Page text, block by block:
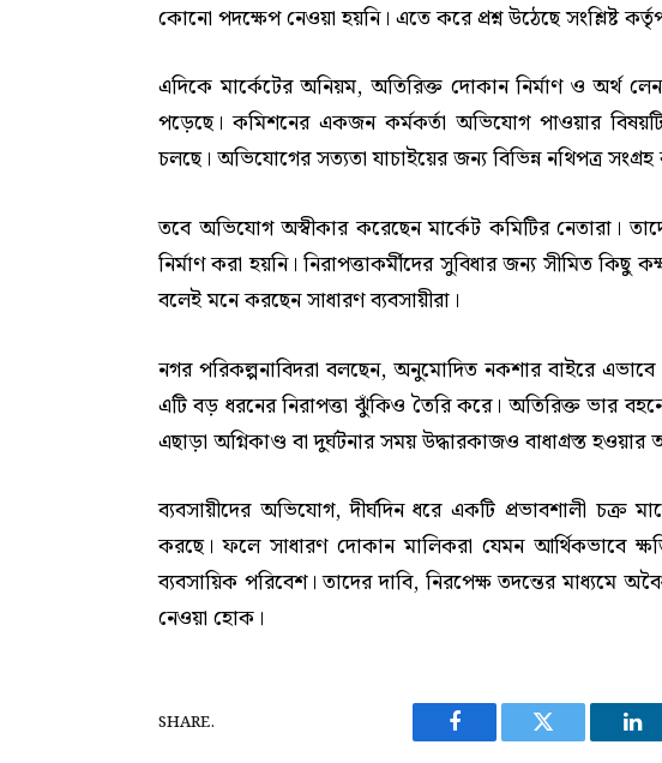
কোনো পদক্ষেপ নেওয়া হয়নি। এতে করে প্রশ্ন উঠেছে সংশ্লিষ্ট
এদিকে মার্কেটের অনিয়ম, অতিরিক্ত দোকান নির্মাণ ও অর্থ
পড়েছে। কমিশনের একজন কর্মকর্তা অভিযোগ পাওয়ার
চলছে। অভিযোগের সত্যতা যাচাইয়ের জন্য বিভিন্ন নথিপত্র সংগ্রহ
তবে অভিযোগ অস্বীকার করেছেন মার্কেট কমিটির নেতারা।
নির্মাণ করা হয়নি। নিরাপত্তাকর্মীদের সুবিধার জন্য সীমিত কিছু
বলেই মনে করছেন সাধারণ ব্যবসায়ীরা।
নগর পরিকল্পনাবিদরা বলছেন, অনুমোদিত নকশার বাইরে
এটি বড় ধরনের নিরাপত্তা ঝুঁকিও তৈরি করে। অতিরিক্ত ভার
এছাড়া অগ্নিকাণ্ড বা দুর্ঘটনার সময় উদ্ধারকাজও বাধাগ্রস্ত হওয়ার
ব্যবসায়ীদের অভিযোগ, দীর্ঘদিন ধরে একটি প্রভাবশালী চক্র
করছে। ফলে সাধারণ দোকান মালিকরা যেমন আর্থিকভাবে
ব্যবসায়িক পরিবেশ। তাদের দাবি, নিরপেক্ষ তদন্তের মাধ্যমে
নেওয়া হোক।
SHARE.
Facebook Twitter